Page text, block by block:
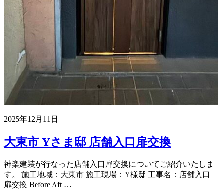
2025年12月11日
大東市 Yさま邸 店舗入口扉交換
神楽建装が行なった店舗入口扉交換についてご紹介いたしま
す。 施工地域：大東市 施工現場：Y様邸 工事名：店舗入口
扉交換 Before Aft …